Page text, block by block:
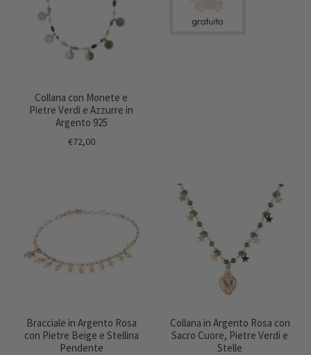
Collana con Monete e
Pietre Verdi e Azzurre in
Argento 925
€72,00
Bracciale in Argento Rosa
con Pietre Beige e Stellina
Pendente
Collana in Argento Rosa con
Sacro Cuore, Pietre Verdi e
Stelle